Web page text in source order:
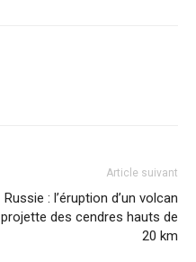
Article suivant
Russie : l’éruption d’un volcan
projette des cendres hauts de
20 km